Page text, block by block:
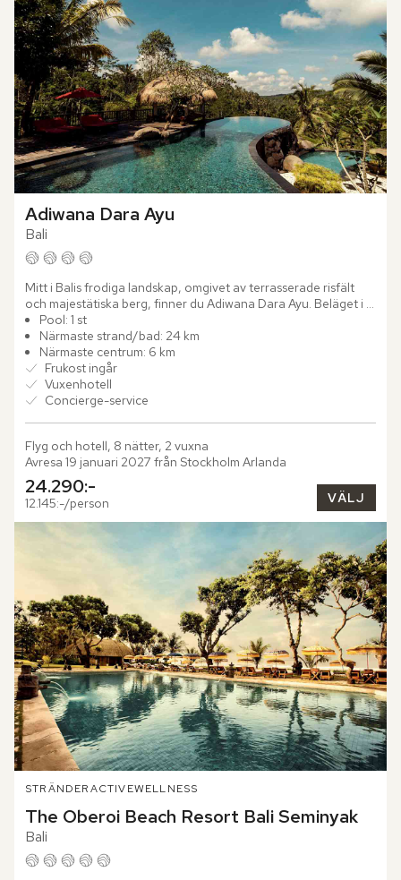
Adiwana Dara Ayu
Bali
Mitt i Balis frodiga landskap, omgivet av terrasserade risfält
och majestätiska berg, finner du Adiwana Dara Ayu. Beläget i
Payangan-Ubud, en av öns mest kulturrika regioner, är...
Pool: 1 st
Närmaste strand/bad: 24 km
Närmaste centrum: 6 km
Frukost ingår
Vuxenhotell
Concierge-service
Flyg och hotell, 8 nätter, 2 vuxna
Avresa 19 januari 2027 från Stockholm Arlanda
24.290:-
12.145:-/person VÄLJ
STRÄNDERACTIVEWELLNESS
The Oberoi Beach Resort Bali Seminyak
Bali